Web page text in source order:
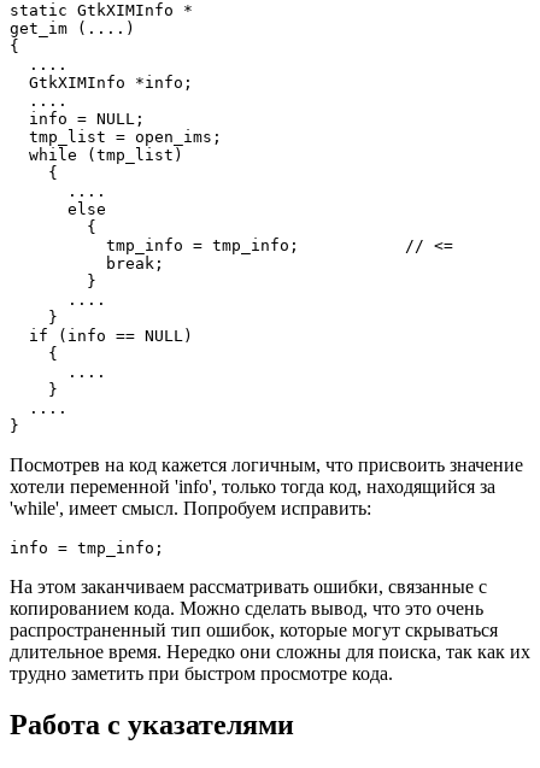
static GtkXIMInfo *
get_im (....)
{
  ....
  GtkXIMInfo *info;
  ....
  info = NULL;
  tmp_list = open_ims;
  while (tmp_list)
    {
      ....
      else
        {
          tmp_info = tmp_info;           // <=
          break;
        }
      ....
    }
  if (info == NULL)
    {
      ....
    }
  ....
}
Посмотрев на код кажется логичным, что присвоить значение
хотели переменной 'info', только тогда код, находящийся за
'while', имеет смысл. Попробуем исправить:
info = tmp_info;
На этом заканчиваем рассматривать ошибки, связанные с
копированием кода. Можно сделать вывод, что это очень
распространенный тип ошибок, которые могут скрываться
длительное время. Нередко они сложны для поиска, так как их
трудно заметить при быстром просмотре кода.
Работа с указателями